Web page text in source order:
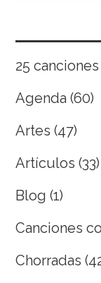
25 canciones
Agenda (60)
Artes (47)
Artículos (33)
Blog (1)
Canciones
Chorradas